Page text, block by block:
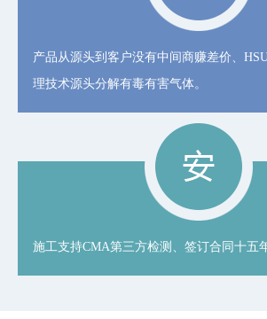
产品从源头到客户没有中间商赚差价、
理技术源头分解有毒有害气体。
施工支持CMA第三方检测、签订合同十五